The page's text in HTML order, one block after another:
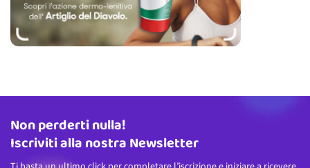
Indirizzo email
Non perderti nulla!
Iscriviti alla nostra Newsletter